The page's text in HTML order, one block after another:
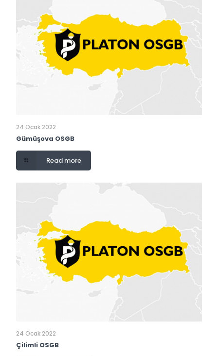
24 Ocak 2022
Gümüşova OSGB
Read more
24 Ocak 2022
Çilimli OSGB